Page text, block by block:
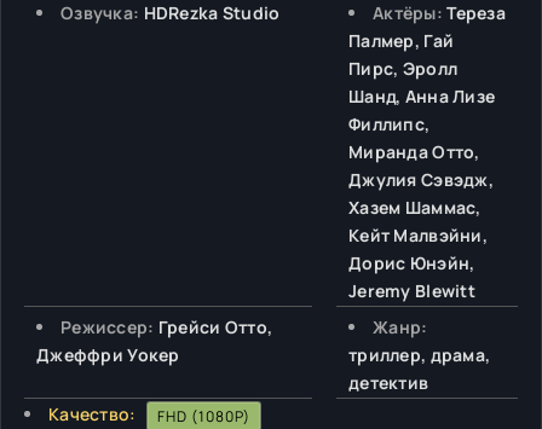
Озвучка: HDRezka Studio Актёры: Тереза
Палмер, Гай
Пирс, Эролл
Шанд, Анна Лизе
Филлипс,
Миранда Отто,
Джулия Сэвэдж,
Хазем Шаммас,
Кейт Малвэйни,
Дорис Юнэйн,
Jeremy Blewitt
Режиссер: Грейси Отто,
Джеффри Уокер
Жанр:
триллер, драма,
детектив
Качество:
FHD (1080P)